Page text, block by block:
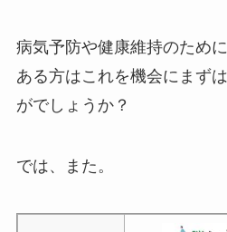
病気予防や健康維持のため
ある方はこれを機会にまず
がでしょうか？
では、また。